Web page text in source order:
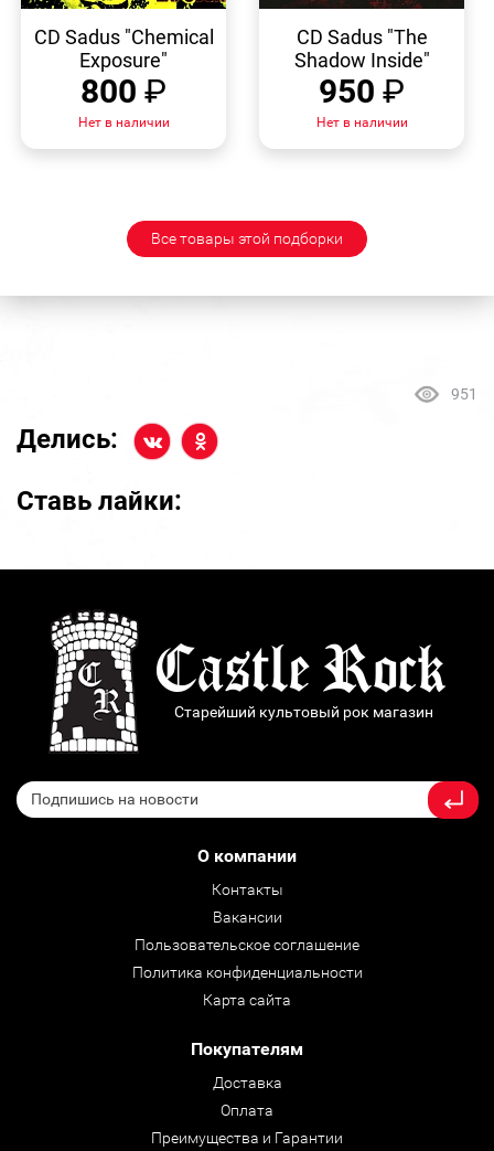
ПРОСМОТР
CD Sadus "Chemical
Exposure"
800 ₽
Нет в наличии
ПРОСМОТР
CD Sadus "The
Shadow Inside"
950 ₽
Нет в наличии
Все товары этой подборки
951
Делись:
Ставь лайки:
Старейший культовый рок магазин
О компании
Контакты
Вакансии
Пользовательское соглашение
Политика конфиденциальности
Карта сайта
Покупателям
Доставка
Оплата
Преимущества и Гарантии